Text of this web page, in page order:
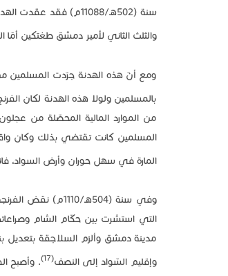
سنة (502هـ/11088م)
والثلث الثاني لأمير دمشق طغتكين أمّا
ومع أنّ هذه الهدنة جرّدت المسلمين
بالمسلمين ولولا هذه الهدنة لكان
من الموارد المالية المحصّلة من
المسلمين كانت تقتضي بذلك وكان
المارة في سهل حوران وأرض السواد،
وفي سنة (504هـ/
التي استشرت بين حكّام الشام
مدينة دمشق وألزم السلاجقة بتعديل
وإقليم السّواد إلى النصف(17) . وأصبح